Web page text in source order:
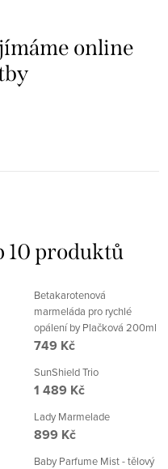
online
10 produktů
Betakarotenová
marmeláda pro rychlé
opálení by Plačková 200ml
749 Kč
SunShield Trio
1 489 Kč
Lady Marmelade
899 Kč
Baby Parfume Mist - tělový